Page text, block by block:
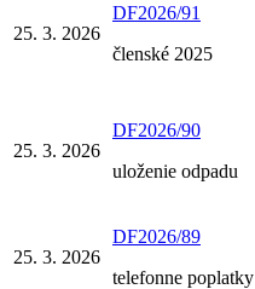
25. 3. 2026
DF2026/91
členské 2025
25. 3. 2026
DF2026/90
uloženie odpadu
25. 3. 2026
DF2026/89
telefonne poplatky